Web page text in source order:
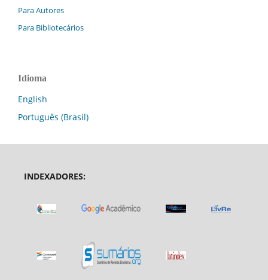
Para Autores
Para Bibliotecários
Idioma
English
Português (Brasil)
INDEXADORES: